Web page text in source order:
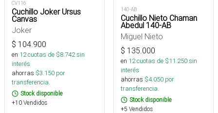
CV116
Cuchillo Joker Ursus
Canvas
Joker
$ 104.900
en 12cuotas de $8.742sin
interés
ahorras $3.150 por
transferencia.
Stock disponible
+10 Vendidos
140-AB
Cuchillo Nieto Chaman
Abedul 140-AB
Miguel Nieto
$ 135.000
en 12cuotas de $11.250sin
interés
ahorras $4.050 por
transferencia.
Stock disponible
+5 Vendidos